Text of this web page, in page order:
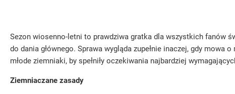
Sezon wiosenno-letni to prawdziwa gratka dla wszystkich fanów
do dania głównego. Sprawa wygląda zupełnie inaczej, gdy
młode ziemniaki, by spełniły oczekiwania najbardziej
Ziemniaczane zasady